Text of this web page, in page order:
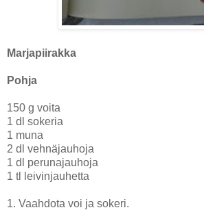
Marjapiirakka
Pohja
150 g voita
1 dl sokeria
1 muna
2 dl vehnäjauhoja
1 dl perunajauhoja
1 tl leivinjauhetta
1. Vaahdota voi ja sokeri.